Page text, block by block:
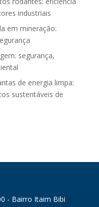
industriais
em mineração:
segurança,
de energia limpa:
sustentáveis de
- Bairro Itaim Bibi